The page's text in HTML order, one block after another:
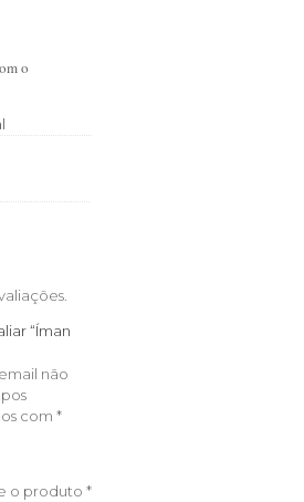
o
“Íman
não
com *
o produto *